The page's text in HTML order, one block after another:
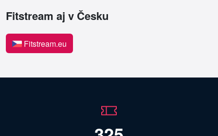
Fitstream aj v Česku
Fitstream.eu